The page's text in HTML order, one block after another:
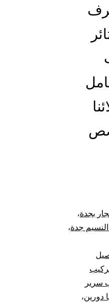
بجدة،
جدة،
سرير
دورين،